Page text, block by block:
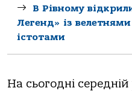
В Рівному
Легенд» із
істотами
На сьогодні